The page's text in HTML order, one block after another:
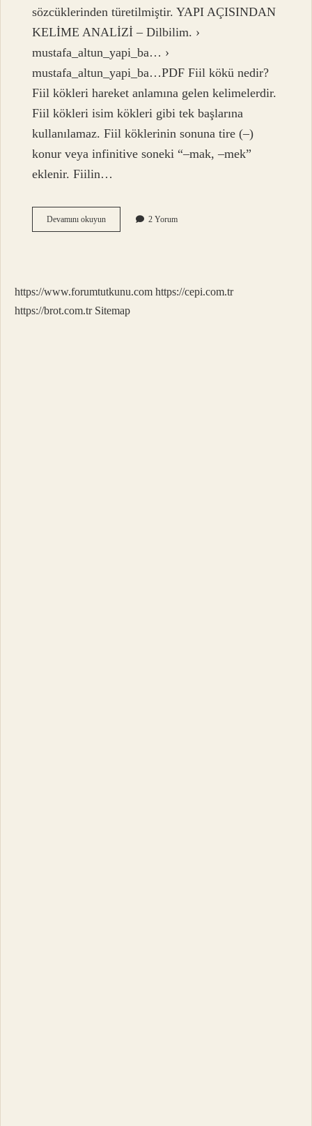
sözcüklerinden türetilmiştir. YAPI AÇISINDAN
KELİME ANALİZİ – Dilbilim. ›
mustafa_altun_yapi_ba… ›
mustafa_altun_yapi_ba…PDF Fiil kökü nedir?
Fiil kökleri hareket anlamına gelen kelimelerdir.
Fiil kökleri isim kökleri gibi tek başlarına
kullanılamaz. Fiil köklerinin sonuna tire (–)
konur veya infinitive soneki “–mak, –mek”
eklenir. Fiilin…
Devamını okuyunEtki
Fiil
2 Yorum
https://www.forumtutkunu.com https://cepi.com.tr
https://brot.com.tr Sitemap